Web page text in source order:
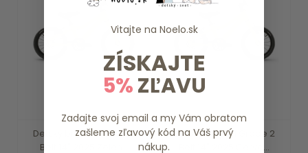
Detský bicykel Grade 2
Belt 14" 2025 Zelen...
Detský bicykel Grade 2
Belt 14" 2025 Červe...
Vitajte na Noelo.sk
ZÍSKAJTE
5%ZĽAVU
Zadajte svoj email a my Vám obratom
zašleme zľavový kód na Váš prvý
nákup.